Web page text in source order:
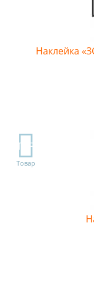
Наклейка
TOP
Товар